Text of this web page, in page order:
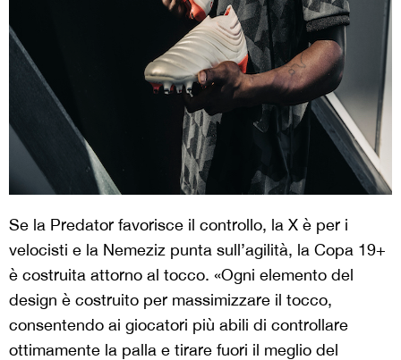
Se la Predator favorisce il controllo, la X è per i
velocisti e la Nemeziz punta sull’agilità, la Copa 19+
è costruita attorno al tocco. «Ogni elemento del
design è costruito per massimizzare il tocco,
consentendo ai giocatori più abili di controllare
ottimamente la palla e tirare fuori il meglio del